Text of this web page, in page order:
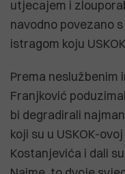
utjecajem i
navodno povezano
istragom koju
Prema neslužbenim
Franjković
bi degradirali
koji su u USKOK-
Kostanjevića i dali